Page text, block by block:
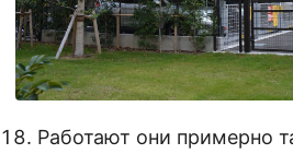
Работают они примерно